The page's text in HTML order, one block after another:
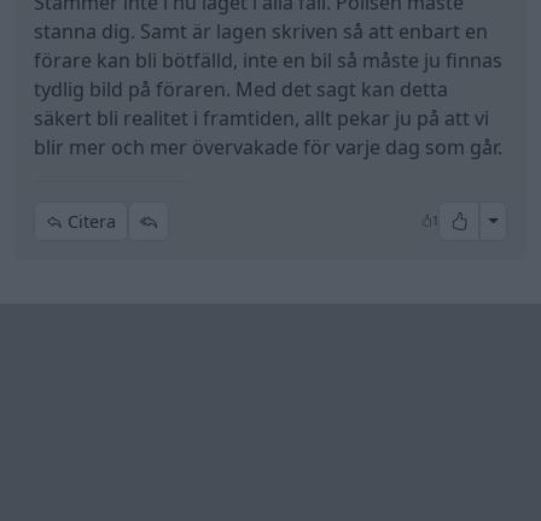
stanna dig. Samt är lagen skriven så att enbart en
förare kan bli bötfälld, inte en bil så måste ju finnas
tydlig bild på föraren. Med det sagt kan detta
säkert bli realitet i framtiden, allt pekar ju på att vi
blir mer och mer övervakade för varje dag som går.
Citera 1 All